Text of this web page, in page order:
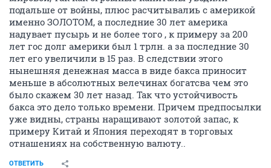
подальше от войны, плюс расчитывалиь с америкой
именно ЗОЛОТОМ, а последние 30 лет америка
надувает пусырь и не более того , к примеру за 200
лет гос долг америки был 1 трлн. а за последние 30
лет его увеличили в 15 раз. В следствии этого
нынешняя денежная масса в виде бакса приносит
меньше в абсолютных велечинах богатсва чем это
было скажем 30 лет назад. Так что устойчивость
бакса это дело только времени. Причем предпосылки
уже видны, страны наращивают золотой запас, к
примеру Китай и Япония переходят в торговых
отнашениях на собственную валюту..
ОТВЕТИТЬ